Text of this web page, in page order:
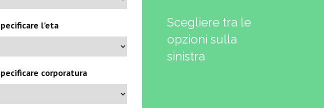
l'eta
corporatura
Scegliere tra le
opzioni sulla
sinistra